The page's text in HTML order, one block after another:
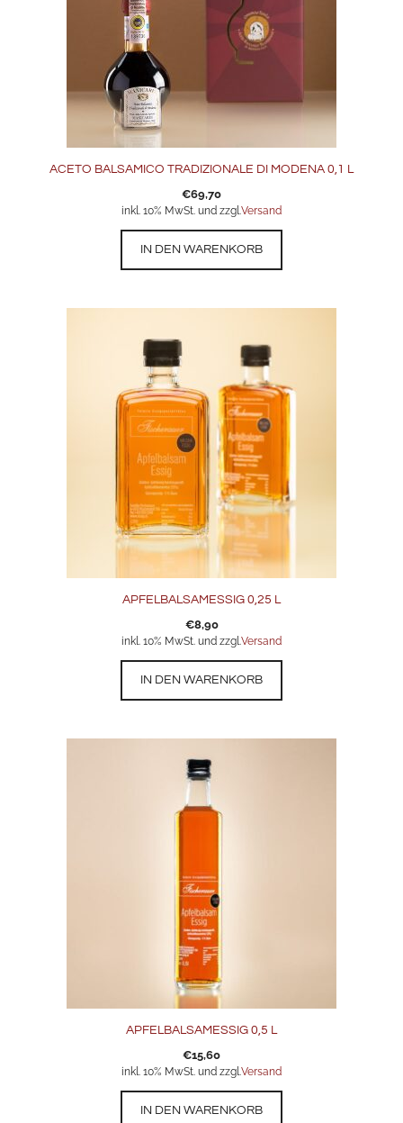
ACETO BALSAMICO TRADIZIONALE DI MODENA 0,1 L
€69,70
inkl. 10% MwSt. und zzgl.Versand
IN DEN WARENKORB
APFELBALSAMESSIG 0,25 L
€8,90
inkl. 10% MwSt. und zzgl.Versand
IN DEN WARENKORB
APFELBALSAMESSIG 0,5 L
€15,60
inkl. 10% MwSt. und zzgl.Versand
IN DEN WARENKORB